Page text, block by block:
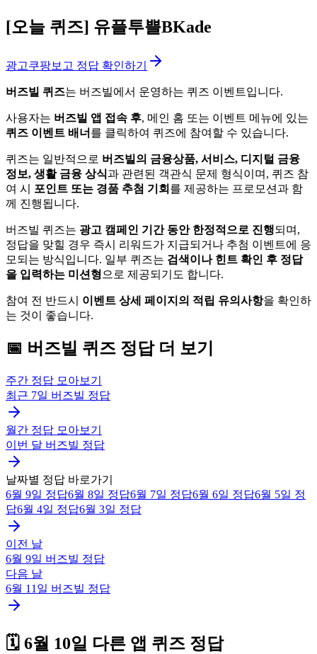
[오늘 퀴즈] 유플투쁠BKade
광고쿠팡보고 정답 확인하기
버즈빌 퀴즈는 버즈빌에서 운영하는 퀴즈 이벤트입니다.
사용자는 버즈빌 앱 접속 후, 메인 홈 또는 이벤트 메뉴에 있는
퀴즈 이벤트 배너 를 클릭하여 퀴즈에 참여할 수 있습니다.
퀴즈는 일반적으로 버즈빌의 금융상품, 서비스, 디지털 금융
정보, 생활 금융 상식과 관련된 객관식 문제 형식이며, 퀴즈 참
여 시
포인트 또는 경품 추첨 기회 를 제공하는 프로모션과 함
께 진행됩니다.
버즈빌 퀴즈는 광고 캠페인 기간 동안 한정적으로 진행되며,
정답을 맞힐 경우 즉시 리워드가 지급되거나 추첨 이벤트에 응
모되는 방식입니다. 일부 퀴즈는 검색이나 힌트 확인 후 정답
을 입력하는 미션형 으로 제공되기도 합니다.
참여 전 반드시 이벤트 상세 페이지의 적립 유의사항을 확인하
는 것이 좋습니다.
📅 버즈빌 퀴즈 정답 더 보기
주간 정답 모아보기
최근 7일 버즈빌 정답
월간 정답 모아보기
이번 달 버즈빌 정답
날짜별 정답 바로가기
6월 9일 정답6월 8일 정답6월 7일 정답6월 6일 정답6월 5일 정
답6월 4일 정답6월 3일 정답
이전 날
6월 9일 버즈빌 정답
다음 날
6월 11일 버즈빌 정답
🗓️ 6월 10일 다른 앱 퀴즈 정답